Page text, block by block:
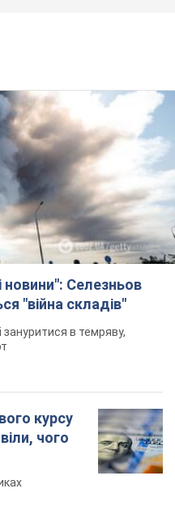
новини": Селезньов
"війна складів"
в темряву,
курсу
чого